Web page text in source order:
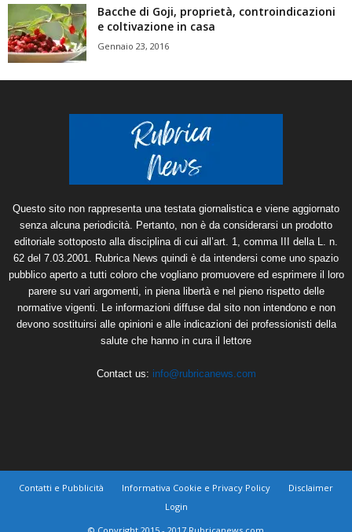
Bacche di Goji, proprietà, controindicazioni
e coltivazione in casa
Gennaio 23, 2016
Questo sito non rappresenta una testata giornalistica e viene aggiornato
senza alcuna periodicità. Pertanto, non è da considerarsi un prodotto
editoriale sottoposto alla disciplina di cui all’art. 1, comma III della L. n.
62 del 7.03.2001. Rubrica News quindi è da intendersi come uno spazio
pubblico aperto a tutti coloro che vogliano promuovere ed esprimere il loro
parere su vari argomenti, in piena libertà e nel pieno rispetto delle
normative vigenti. Le informazioni diffuse dal sito non intendono e non
devono sostituirsi alle opinioni e alle indicazioni dei professionisti della
salute che hanno in cura il lettore
Contact us: info@rubricanews.com
Contatti e Pubblicità Informativa Cookie e Privacy Policy
Disclaimer
Login